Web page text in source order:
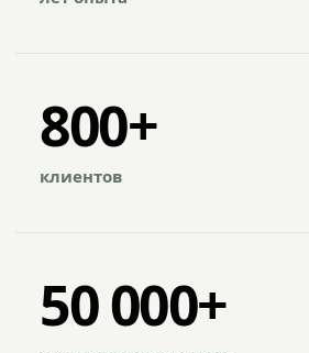
800+
клиентов
50 000+